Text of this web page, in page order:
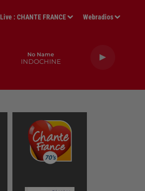
Live :CHANTE FRANCE Webradios
No Name
INDOCHINE